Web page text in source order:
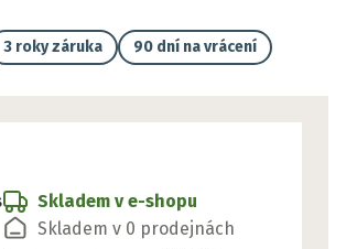
3 roky záruka 90 dní na vrácení
Skladem v e-shopu
Skladem v 0 prodejnách